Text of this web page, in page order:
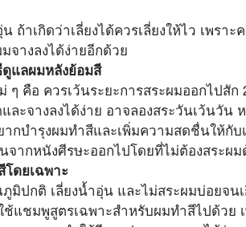
ถ้าเกิดว่าเลี่ยงได้ควรเลี่ยงให้ไว เพร
จางลงได้ง่ายอีกด้วย
แลผมหลังย้อมสี
คือ ควรเว้นระยะการสระผมออกไปสั
ละจางลงได้ง่าย อาจลองสระวันเว้นวัน
กบำรุงผมทำสีและเพิ่มความสดชื่นให้กั
ากหนังศีรษะออกไปโดยที่ไม่ต้องสระผม
โดยเฉพาะ
มิปกติ เลี่ยงน้ำอุ่น และไม่สระผมบ่อยจ
ช้แชมพูสูตรเฉพาะสำหรับผมทำสีไปด้วย